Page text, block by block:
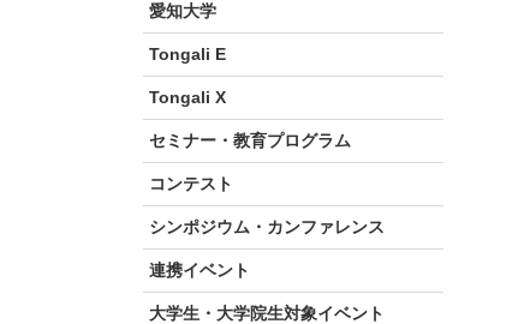
愛知大学
Tongali E
Tongali X
セミナー・教育プログラム
コンテスト
シンポジウム・カンファレンス
連携イベント
大学生・大学院生対象イベント